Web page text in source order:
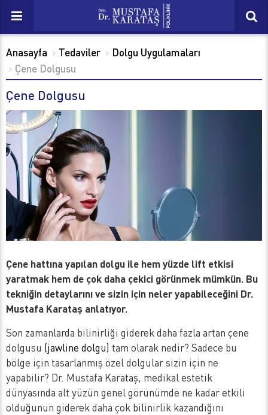
Anasayfa Tedaviler
Dolgu Uygulamaları
Çene Dolgusu
Çene Dolgusu
Çene hattına yapılan dolgu ile hem yüzde lift etkisi
yaratmak hem de çok daha çekici görünmek mümkün. Bu
tekniğin detaylarını ve sizin için neler yapabileceğini Dr.
Mustafa Karataş anlatıyor.
Son zamanlarda bilinirliği giderek daha fazla artan çene
dolgusu (jawline dolgu) tam olarak nedir? Sadece bu
bölge için tasarlanmış özel dolgular sizin için ne
yapabilir? Dr. Mustafa Karataş, medikal estetik
dünyasında alt yüzün genel görünümde ne kadar etkili
olduğunun giderek daha çok bilinirlik kazandığını